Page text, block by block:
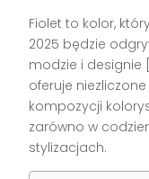
Fiolet to kolor,
2025 będzie
modzie i designie
oferuje
kompozycji
zarówno w
stylizacjach.